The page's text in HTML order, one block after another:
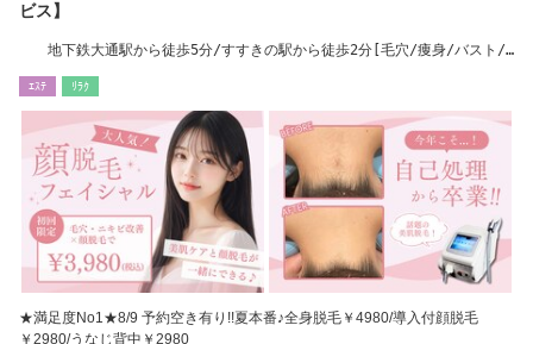
ビス】
地下鉄大通駅から徒歩5分/すすきの駅から徒歩2分[毛穴/痩身/バスト/
ｴｽﾃ ﾘﾗｸ
★満足度No1★8/9 予約空き有り!!夏本番♪全身脱毛￥4980/導入付顔脱毛
￥2980/うなじ背中￥2980